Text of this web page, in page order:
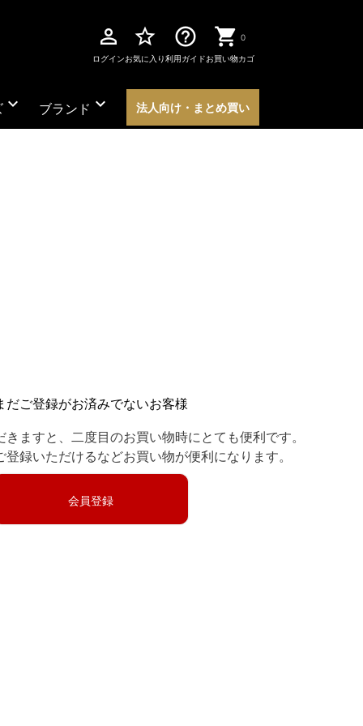
perm_identity
ログイン
star_border
お気に入り
help_outline
利用ガイド
0
お買い物カゴ
expand_more ブランド expand_more 法人向け・まとめ買い
だご登録がお済みでないお客様
ますと、二度目のお買い物時にとても便利です。
録いただけるなどお買い物が便利になります。
会員登録